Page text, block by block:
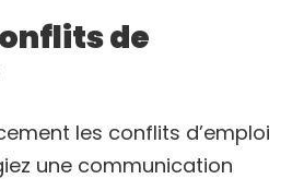
de
les conflits d’emploi
une communication